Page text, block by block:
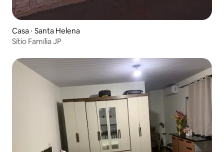
Casa ⋅ Santa Helena
Sítio Família JP